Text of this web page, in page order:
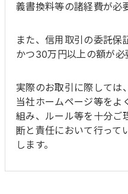
義書換料等の諸経費が必
また、信用取引の委託
かつ30万円以上の額が必
実際のお取引に際しては
当社ホームページ等をよ
組み、ルール等を十分ご
断と責任において行って
します。